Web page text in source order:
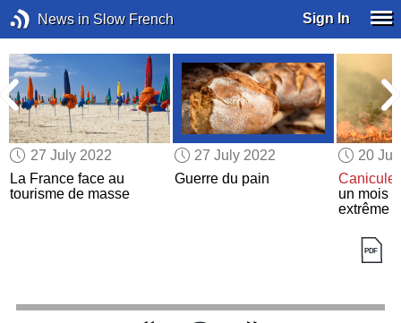
News in Slow French Sign In
27 July 2022
La France face au
tourisme de masse
27 July 2022
Guerre du pain
20
Canicule
un mois
extrême